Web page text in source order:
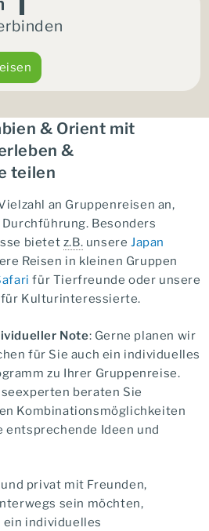
& Orient mit
&
teilen
an Gruppenreisen an,
Besonders
bietet z.B. unsereJapan
Reisen in kleinen Gruppen
für Tierfreunde oder unsere
für Kulturinteressierte.
Note: Gerne planen wir
für Sie auch ein individuelles
zu Ihrer Gruppenreise.
beraten Sie
Kombinationsmöglichkeiten
entsprechende Ideen und
privat mit Freunden,
sein möchten,
individuelles